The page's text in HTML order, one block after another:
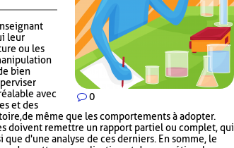
0
leur
ou les
bien
avec
et des
de même que les comportements à adopter.
doivent remettre un rapport partiel ou complet, qui
d'une analyse de ces derniers. En somme, le